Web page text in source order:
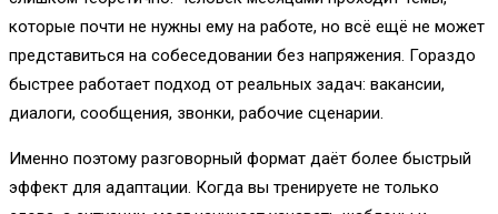
которые почти не нужны ему на работе, но всё ещё не может
представиться на собеседовании без напряжения. Гораздо
быстрее работает подход от реальных задач: вакансии,
диалоги, сообщения, звонки, рабочие сценарии.
Именно поэтому разговорный формат даёт более быстрый
эффект для адаптации. Когда вы тренируете не только